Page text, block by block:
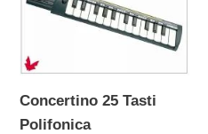
Concertino 25 Tasti
Polifonica